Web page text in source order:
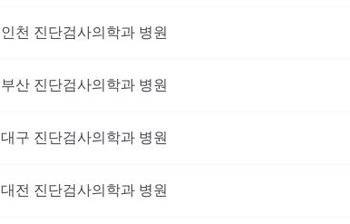
인천 진단검사의학과 병원
부산 진단검사의학과 병원
대구 진단검사의학과 병원
대전 진단검사의학과 병원